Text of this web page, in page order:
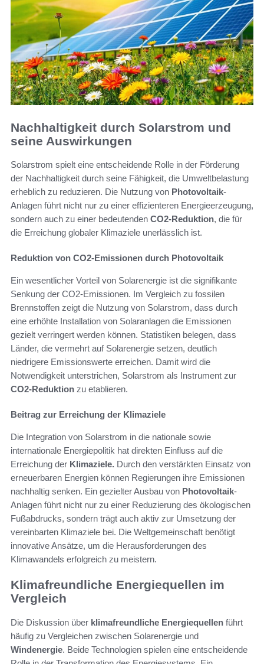
Nachhaltigkeit durch Solarstrom und
seine Auswirkungen
Solarstrom spielt eine entscheidende Rolle in der Förderung
der Nachhaltigkeit durch seine Fähigkeit, die Umweltbelastung
erheblich zu reduzieren. Die Nutzung von Photovoltaik-
Anlagen führt nicht nur zu einer effizienteren Energieerzeugung,
sondern auch zu einer bedeutenden CO2-Reduktion, die für
die Erreichung globaler Klimaziele unerlässlich ist.
Reduktion von CO2-Emissionen durch Photovoltaik
Ein wesentlicher Vorteil von Solarenergie ist die signifikante
Senkung der CO2-Emissionen. Im Vergleich zu fossilen
Brennstoffen zeigt die Nutzung von Solarstrom, dass durch
eine erhöhte Installation von Solaranlagen die Emissionen
gezielt verringert werden können. Statistiken belegen, dass
Länder, die vermehrt auf Solarenergie setzen, deutlich
niedrigere Emissionswerte erreichen. Damit wird die
Notwendigkeit unterstrichen, Solarstrom als Instrument zur
CO2-Reduktion zu etablieren.
Beitrag zur Erreichung der Klimaziele
Die Integration von Solarstrom in die nationale sowie
internationale Energiepolitik hat direkten Einfluss auf die
Erreichung der Klimaziele. Durch den verstärkten Einsatz von
erneuerbaren Energien können Regierungen ihre Emissionen
nachhaltig senken. Ein gezielter Ausbau von Photovoltaik-
Anlagen führt nicht nur zu einer Reduzierung des ökologischen
Fußabdrucks, sondern trägt auch aktiv zur Umsetzung der
vereinbarten Klimaziele bei. Die Weltgemeinschaft benötigt
innovative Ansätze, um die Herausforderungen des
Klimawandels erfolgreich zu meistern.
Klimafreundliche Energiequellen im
Vergleich
Die Diskussion über klimafreundliche Energiequellen führt
häufig zu Vergleichen zwischen Solarenergie und
Windenergie. Beide Technologien spielen eine entscheidende